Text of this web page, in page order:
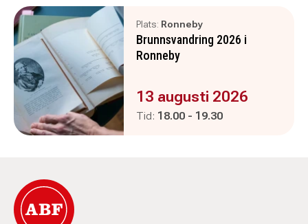
Plats: Ronneby
Brunnsvandring 2026 i
Ronneby
Evenemanget är :
13 augusti 2026
Tid: Pågår mellan
18.00 - och
19.30